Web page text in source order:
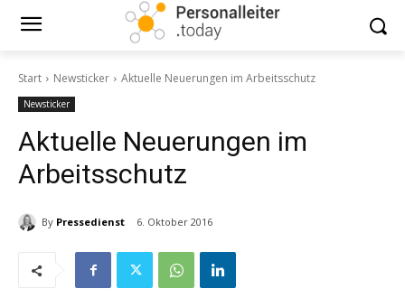
Start Newsticker Aktuelle Neuerungen im Arbeitsschutz
Newsticker
Aktuelle Neuerungen im
Arbeitsschutz
By Pressedienst 6. Oktober 2016